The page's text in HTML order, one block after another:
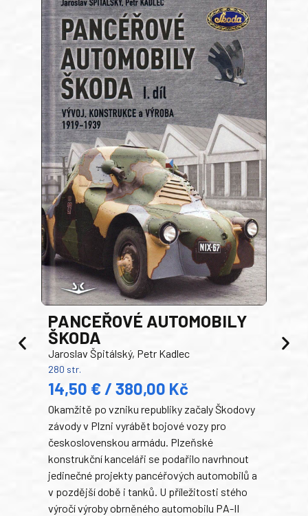
PANCEŘOVÉ AUTOMOBILY
ŠKODA
Jaroslav Špitálský, Petr Kadlec
280 str.
14,50 € / 380,00 Kč
Okamžitě po vzniku republiky začaly Škodovy
závody v Plzni vyrábět bojové vozy pro
československou armádu. Plzeňské
konstrukční kanceláři se podařilo navrhnout
jedinečné projekty pancéřových automobilů a
v pozdější době i tanků. U příležitosti stého
výročí výroby obrněného automobilu PA-II